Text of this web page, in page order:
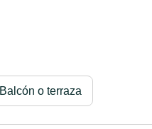
Balcón o terraza